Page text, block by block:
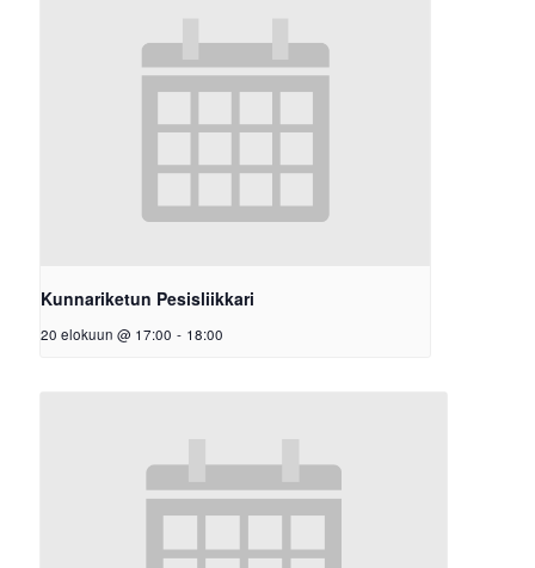
Kunnariketun Pesisliikkari
20 elokuun @ 17:00 - 18:00